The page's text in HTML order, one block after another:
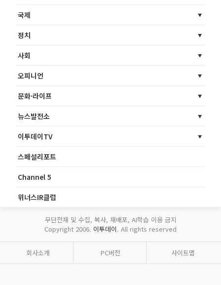
국제
정치
사회
오피니언
문화·라이프
뉴스발전소
이투데이TV
스페셜리포트
Channel 5
위너스IR클럽
무단전재 및 수집, 복사, 재배포, AI학습 이용 금지
Copyright 2006. 이투데이. All rights reserved
회사소개 PC버전 사이트맵